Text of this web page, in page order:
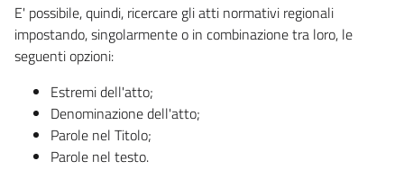
E' possibile, quindi, ricercare gli atti normativi regionali
impostando, singolarmente o in combinazione tra loro, le
seguenti opzioni:
Estremi dell'atto;
Denominazione dell'atto;
Parole nel Titolo;
Parole nel testo.